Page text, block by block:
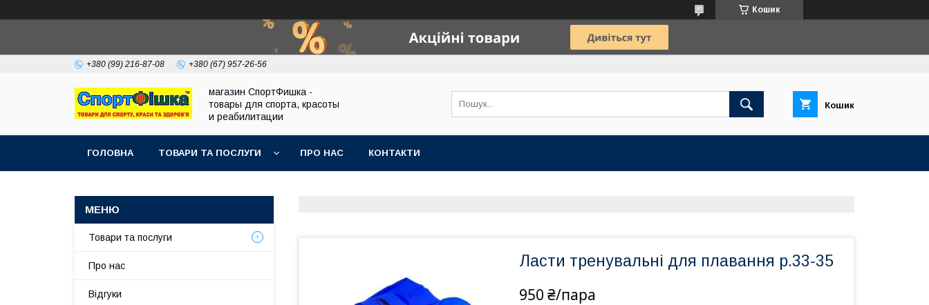
Кошик
+380 (99) 216-87-08 +380 (67) 957-26-56
магазин СпортФишка -
товары для спорта, красоты
и реабилитации
Кошик
ГОЛОВНА ТОВАРИ ТА ПОСЛУГИ ПРО НАС КОНТАКТИ
Ласти тренувальні для плавання р.33-35
950 ₴/пара
Товари та послуги
Про нас
Відгуки